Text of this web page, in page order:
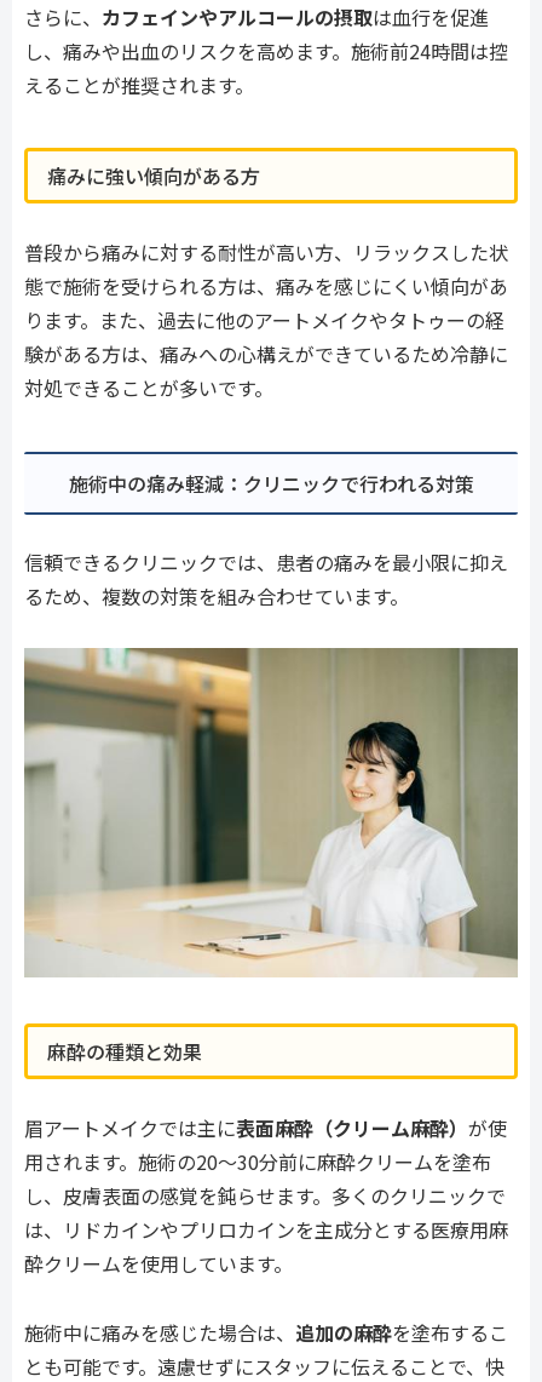
さらに、 カフェインやアルコールの摂取は血行を促進
し、痛みや出血のリスクを高めます。施術前24時間は控
えることが推奨されます。
痛みに強い傾向がある方
普段から痛みに対する耐性が高い方、リラックスした状
態で施術を受けられる方は、痛みを感じにくい傾向があ
ります。また、過去に他のアートメイクやタトゥーの経
験がある方は、痛みへの心構えができているため冷静に
対処できることが多いです。
施術中の痛み軽減：クリニックで行われる対策
信頼できるクリニックでは、患者の痛みを最小限に抑え
るため、複数の対策を組み合わせています。
麻酔の種類と効果
眉アートメイクでは主に表面麻酔（クリーム麻酔） が使
用されます。施術の20〜30分前に麻酔クリームを塗布
し、皮膚表面の感覚を鈍らせます。多くのクリニックで
は、リドカインやプリロカインを主成分とする医療用麻
酔クリームを使用しています。
施術中に痛みを感じた場合は、 追加の麻酔を塗布するこ
とも可能です。遠慮せずにスタッフに伝えることで、快